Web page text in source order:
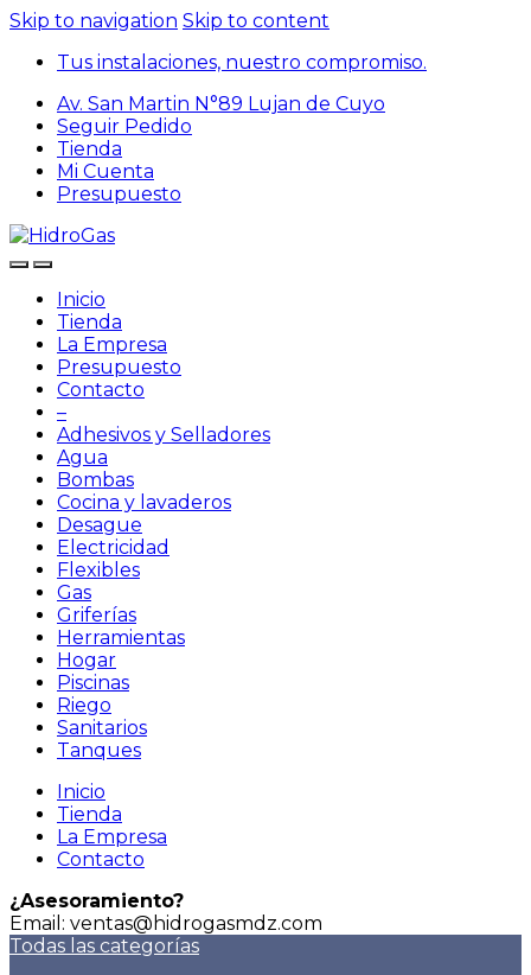
Skip to navigation Skip to content
Tus instalaciones, nuestro compromiso.
Av. San Martin N°89 Lujan de Cuyo
Seguir Pedido
Tienda
Mi Cuenta
Presupuesto
Inicio
Tienda
La Empresa
Presupuesto
Contacto
–
Adhesivos y Selladores
Agua
Bombas
Cocina y lavaderos
Desague
Electricidad
Flexibles
Gas
Griferías
Herramientas
Hogar
Piscinas
Riego
Sanitarios
Tanques
Inicio
Tienda
La Empresa
Contacto
¿Asesoramiento?
Email: ventas@hidrogasmdz.com
Todas las categorías